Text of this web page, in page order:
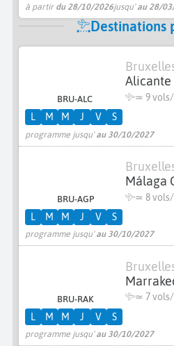
à partir du 28/10/2026jusqu'au 28/
Destinations
BRU-ALC
Alicante
≃ 9
programme jusqu'au 30/10/2027
L M M J V S
BRU-AGP
Málaga
≃ 8
programme jusqu'au 30/10/2027
L M M J V S
BRU-RAK ≃ 7
programme jusqu'au 30/10/2027
L M M J V S